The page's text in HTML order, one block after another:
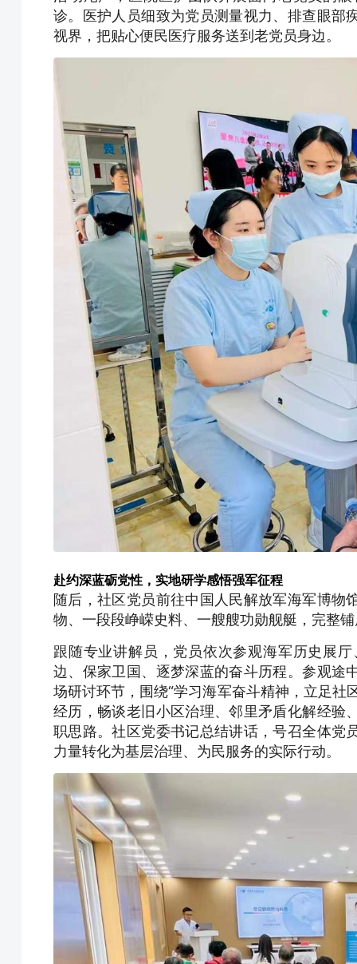
诊。医护人员细致为党员测量视力、排查眼部
视界，把贴心便民医疗服务送到老党员身边。
赴约深蓝砺党性，实地研学感悟强军征程
随后，社区党员前往中国人民解放军海军博物
物、一段段峥嵘史料、一艘艘功勋舰艇，完整
跟随专业讲解员，党员依次参观海军历史展
边、保家卫国、逐梦深蓝的奋斗历程。参观途
场研讨环节，围绕“学习海军奋斗精神，立足社
经历，畅谈老旧小区治理、邻里矛盾化解经验
职思路。社区党委书记总结讲话，号召全体党
力量转化为基层治理、为民服务的实际行动。